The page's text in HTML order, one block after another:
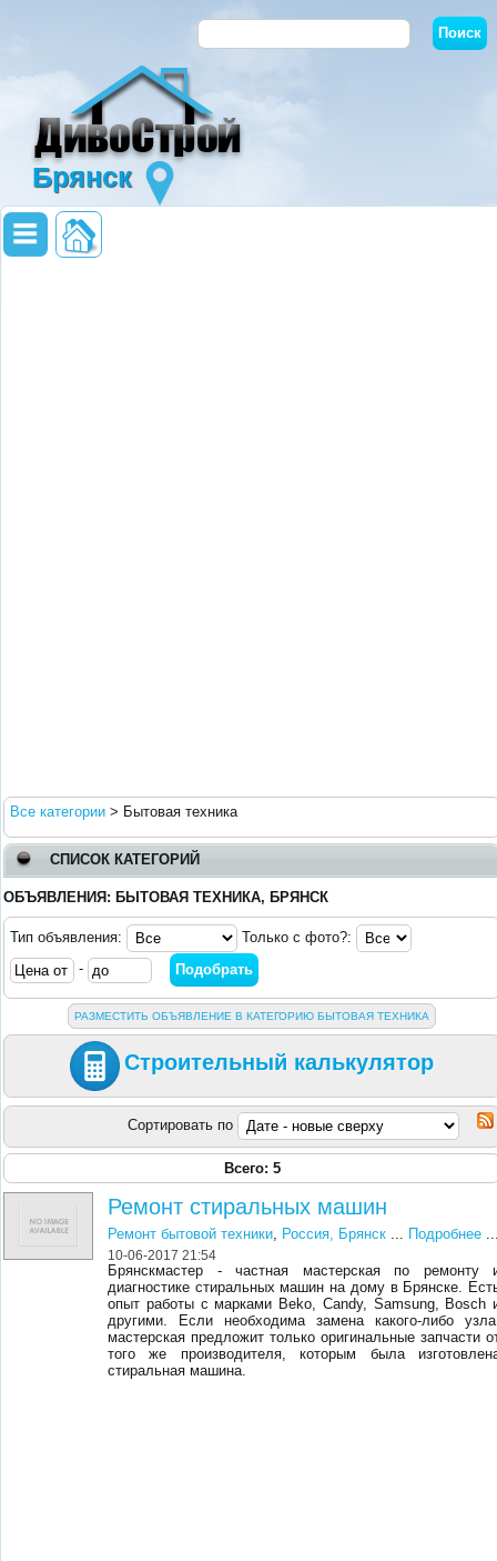
Брянск
Все категории > Бытовая техника
СПИСОК КАТЕГОРИЙ
ОБЪЯВЛЕНИЯ: БЫТОВАЯ ТЕХНИКА, БРЯНСК
Тип объявления:
Только с фото?:
-
РАЗМЕСТИТЬ ОБЪЯВЛЕНИЕ В КАТЕГОРИЮ БЫТОВАЯ ТЕХНИКА
Строительный калькулятор
Сортировать по
Всего: 5
Ремонт стиральных машин
Ремонт бытовой техники, Россия, Брянск ... Подробнее
10-06-2017 21:54
Брянскмастер - частная мастерская по ремонту
диагностике стиральных машин на дому в Брянске.
опыт работы с марками Beko, Candy, Samsung, Вosch
другими. Если необходима замена какого-либо
мастерская предложит только оригинальные запчасти
того же производителя, которым была
стиральная машина.